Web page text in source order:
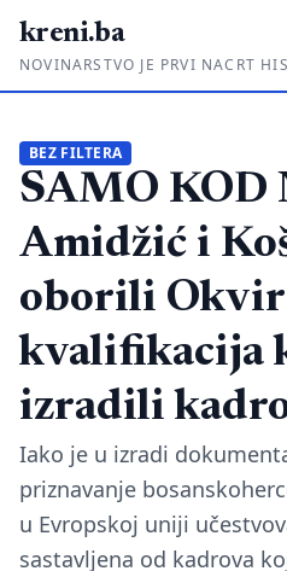
kreni.ba
NOVINARSTVO JE PRVI NACRT
Priče sa ruba
Ponos i glas
Daljinski u ruke
O nama
Impressum
Kontakt
BEZ FILTERA
SAMO KOD
Amidžić i
oborili Okvir
kvalifikacija
izradili
Iako je u izradi
priznavanje
u Evropskoj uniji
sastavljena od kadrova